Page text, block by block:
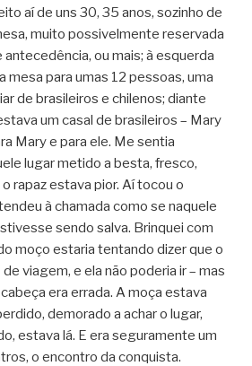
aí de uns 30, 35 anos, sozinho de
muito possivelmente reservada
antecedência, ou mais; à esquerda
mesa para umas 12 pessoas, uma
de brasileiros e chilenos; diante
um casal de brasileiros – Mary
Mary e para ele. Me sentia
lugar metido a besta, fresco,
rapaz estava pior. Aí tocou o
à chamada como se naquele
sendo salva. Brinquei com
moço estaria tentando dizer que o
viagem, e ela não poderia ir – mas
era errada. A moça estava
demorado a achar o lugar,
estava lá. E era seguramente um
o encontro da conquista.